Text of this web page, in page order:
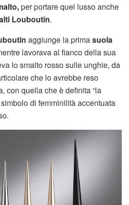
per portare quel lusso anche
Louboutin.
aggiunge la primasuola
lavorava al fianco della sua
lo smalto rosso sulle unghie, da
che lo avrebbe reso
con quella che è definita “la
di femminilità accentuata